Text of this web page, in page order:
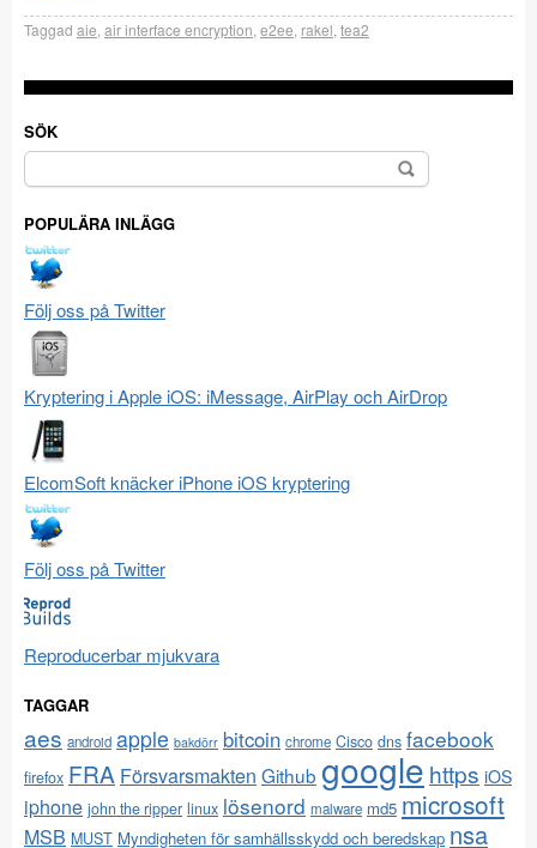
Taggad aie air interface encryption e2ee rakel tea2
SÖK
Sök
efter:
POPULÄRA INLÄGG
Följ oss på Twitter
Kryptering i Apple iOS: iMessage, AirPlay och AirDrop
ElcomSoft knäcker iPhone iOS kryptering
Följ oss på Twitter
Reproducerbar mjukvara
TAGGAR
aes android apple bakdörr bitcoin chrome Cisco dns facebook
firefox FRA Försvarsmakten Github google https iOS
iphone john the ripper linux lösenord malware md5 microsoft
MSB MUST Myndigheten för samhällsskydd och beredskap nsa